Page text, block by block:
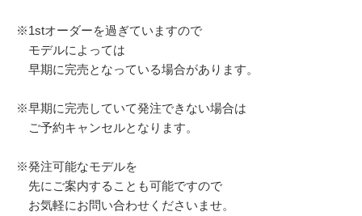
※1stオーダーを過ぎていますので
モデルによっては
早期に完売となっている場合があります。
※早期に完売していて発注できない場合は
ご予約キャンセルとなります。
※発注可能なモデルを
先にご案内することも可能ですので
お気軽にお問い合わせくださいませ。